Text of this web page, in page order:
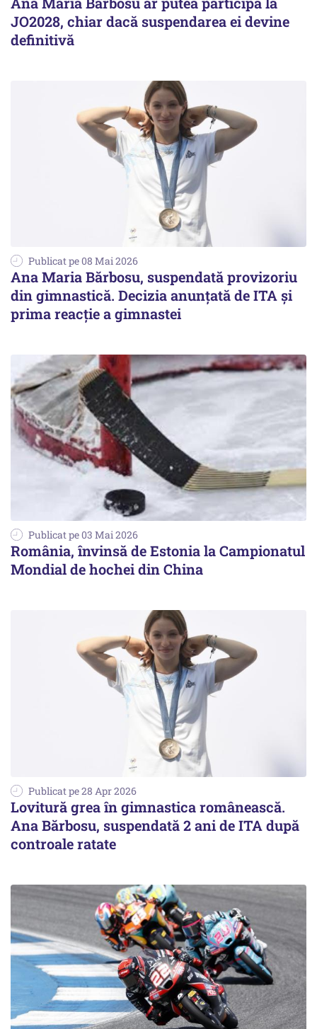
JO2028, chiar dacă suspendarea ei devine
definitivă
Publicat pe 08 Mai 2026
Ana Maria Bărbosu, suspendată provizoriu
din gimnastică. Decizia anunțată de ITA și
prima reacție a gimnastei
Publicat pe 03 Mai 2026
România, învinsă de Estonia la Campionatul
Mondial de hochei din China
Publicat pe 28 Apr 2026
Lovitură grea în gimnastica românească.
Ana Bărbosu, suspendată 2 ani de ITA după
controale ratate